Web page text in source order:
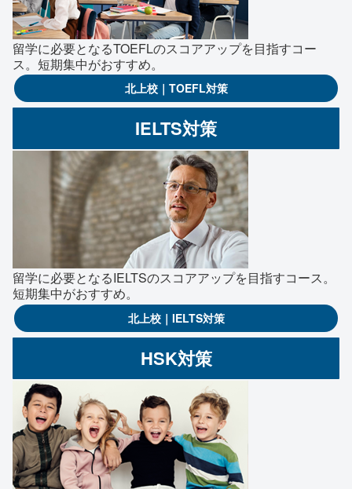
留学に必要となるTOEFLのスコアアップを目指すコー
ス。短期集中がおすすめ。
北上校｜TOEFL対策
IELTS対策
留学に必要となるIELTSのスコアアップを目指すコース。
短期集中がおすすめ。
北上校｜IELTS対策
HSK対策